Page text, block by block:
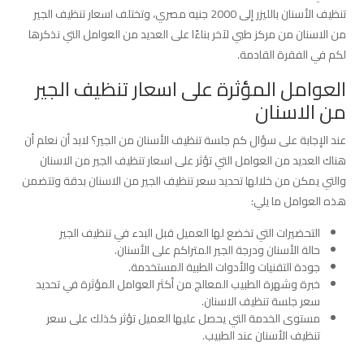
تنظيف الأسنان بالليزر إلى 2000 جنيه مصري، وتختلف اسعار تنظيف الجير
من الاسنان من مركز طبي لآخر بناءًا على العديد من العوامل التي نذكرها
لكم في الفقرة القادمة.
العوامل المؤثرة على اسعار تنظيف الجير
من الاسنان
عند الإجابة على سؤال كم جلسة تنظيف الأسنان من الجير؟ لابد أن نعلم أن
هناك العديد من العوامل التي تؤثر على اسعار تنظيف الجير من الاسنان
والتي يمكن من خلالها تحديد سعر تنظيف الجير من الاسنان بدقة وتتضمن
هذه العوامل ما يلي:
التحضيرات التي تخضع لها العميل قبل البدء في تنظيف الجير
حالة الأسنان ودرجة الجير المتراكم على الأسنان.
جودة التقنيات والأدوات الطبية المستخدمة.
خبرة وشهرة الطبيب المعالج من أكثر العوامل المؤثرة في تحديد
سعر جلسة تنظيف الاسنان.
مستوى الخدمة التي يحصل عليها العميل تؤثر كذلك على سعر
تنظيف الأسنان عند الطبيب.